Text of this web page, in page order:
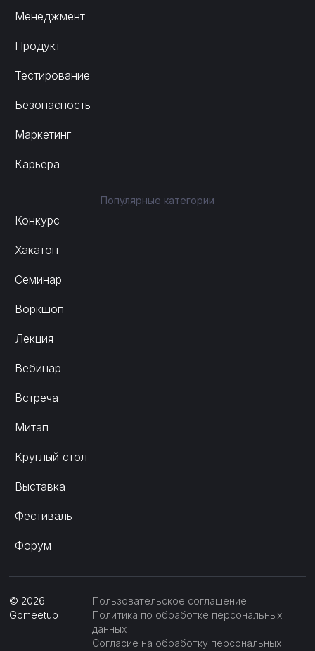
Менеджмент
Продукт
Тестирование
Безопасность
Маркетинг
Карьера
Популярные категории
Конкурс
Хакатон
Семинар
Воркшоп
Лекция
Вебинар
Встреча
Митап
Круглый стол
Выставка
Фестиваль
Форум
© 2026
Gomeetup
Пользовательское соглашение
Политика по обработке персональных
данных
Согласие на обработку персональных